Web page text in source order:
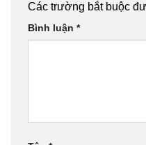
Các trường bắt buộc
Bình luận *